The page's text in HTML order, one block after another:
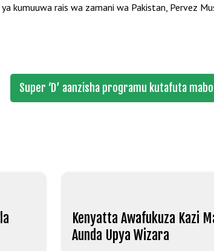
kumuuwa rais wa zamani wa Pakistan, Pervez
Super ‘D’ aanzisha programu kutafuta
Kenyatta Awafukuza Kazi
Aunda Upya Wizara